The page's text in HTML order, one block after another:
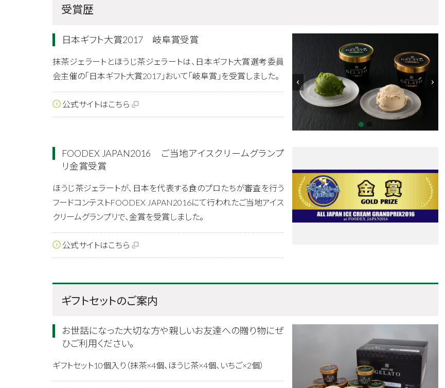
受賞歴
日本ギフト大賞2017 岐阜賞受賞
抹茶ジェラートとほうじ茶ジェラートは、日本ギフト大賞選考委員
会主催の「日本ギフト大賞2017」おいて「岐阜賞」を受賞しました。
公式サイトはこちら
FOODEX JAPAN2016 ご当地アイスクリームグランプ
リ金賞受賞
ほうじ茶ジェラートが、日本を代表する食のプロたちが審査を行う
フードコンテストFOODEX JAPAN2016にて行われたご当地アイス
クリームグランプリで、金賞を受賞しました。
公式サイトはこちら
ギフトセットのご案内
お世話になった大切な方や親しいお友達への贈り物にぜ
ひご利用ください。
ギフトセット10個入り（抹茶×4個、ほうじ茶×4個、いちご×2個）